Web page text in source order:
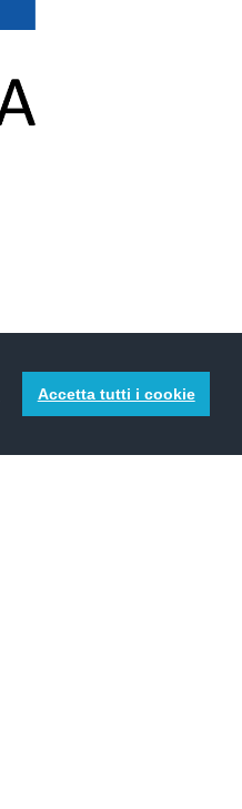
Accetta tutti i cookie